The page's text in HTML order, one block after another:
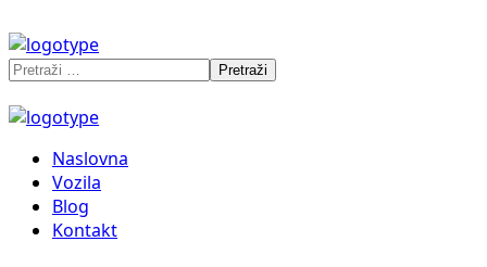
Naslovna
Vozila
Blog
Kontakt